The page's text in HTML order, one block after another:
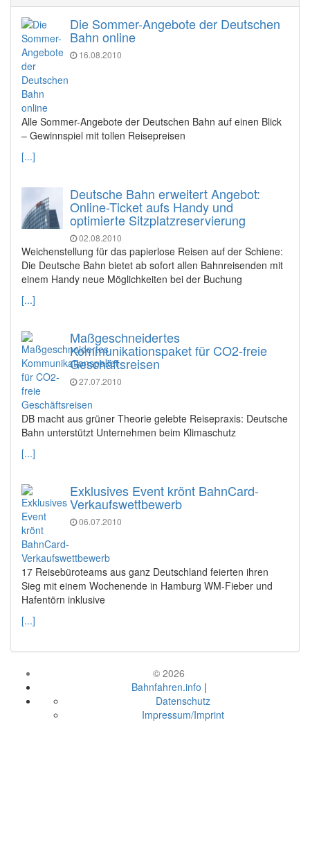
Die Sommer-Angebote der Deutschen
Bahn online
16.08.2010
Alle Sommer-Angebote der Deutschen Bahn auf einen Blick
– Gewinnspiel mit tollen Reisepreisen
[...]
Deutsche Bahn erweitert Angebot:
Online-Ticket aufs Handy und
optimierte Sitzplatzreservierung
02.08.2010
Weichenstellung für das papierlose Reisen auf der Schiene:
Die Deutsche Bahn bietet ab sofort allen Bahnreisenden mit
einem Handy neue Möglichkeiten bei der Buchung
[...]
Maßgeschneidertes
Kommunikationspaket für CO2-freie
Geschäftsreisen
27.07.2010
DB macht aus grüner Theorie gelebte Reisepraxis: Deutsche
Bahn unterstützt Unternehmen beim Klimaschutz
[...]
Exklusives Event krönt BahnCard-
Verkaufswettbewerb
06.07.2010
17 Reisebüroteams aus ganz Deutschland feierten ihren
Sieg mit einem Wochenende in Hamburg WM-Fieber und
Hafentörn inklusive
[...]
© 2026
Bahnfahren.info |
Datenschutz
Impressum/Imprint